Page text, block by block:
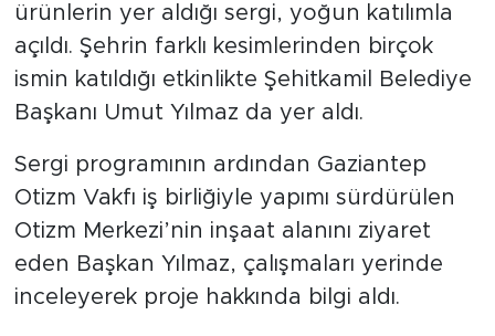
ürünlerin yer aldığı sergi, yoğun katılımla
açıldı. Şehrin farklı kesimlerinden birçok
ismin katıldığı etkinlikte Şehitkamil Belediye
Başkanı Umut Yılmaz da yer aldı.
Sergi programının ardından Gaziantep
Otizm Vakfı iş birliğiyle yapımı sürdürülen
Otizm Merkezi’nin inşaat alanını ziyaret
eden Başkan Yılmaz, çalışmaları yerinde
inceleyerek proje hakkında bilgi aldı.